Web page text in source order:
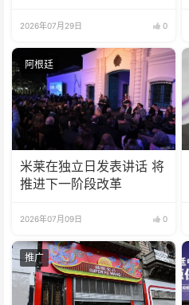
2026年07月29日 0
阿根廷
米莱在独立日发表讲话 将
推进下一阶段改革
2026年07月09日 0
推广